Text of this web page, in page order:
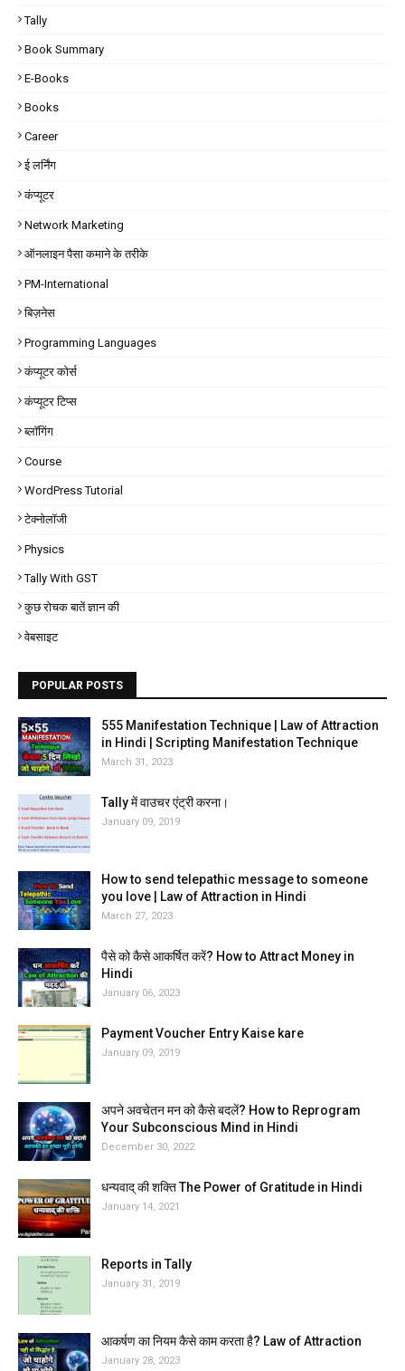
Tally
Book Summary
E-Books
Books
Career
ई लर्निंग
कंप्यूटर
Network Marketing
ऑनलाइन पैसा कमाने के तरीके
PM-International
बिज़नेस
Programming Languages
कंप्यूटर कोर्स
कंप्यूटर टिप्स
ब्लॉगिंग
Course
WordPress Tutorial
टेक्नोलॉजी
Physics
Tally With GST
कुछ रोचक बातें ज्ञान की
वेबसाइट
POPULAR POSTS
555 Manifestation Technique | Law of Attraction
in Hindi | Scripting Manifestation Technique
March 31, 2023
Tally में वाउचर एंट्री करना।
January 09, 2019
How to send telepathic message to someone
you love | Law of Attraction in Hindi
March 27, 2023
पैसे को कैसे आकर्षित करें? How to Attract Money in
Hindi
January 06, 2023
Payment Voucher Entry Kaise kare
January 09, 2019
अपने अवचेतन मन को कैसे बदलें? How to Reprogram
Your Subconscious Mind in Hindi
December 30, 2022
धन्यवाद् की शक्ति The Power of Gratitude in Hindi
January 14, 2021
Reports in Tally
January 31, 2019
आकर्षण का नियम कैसे काम करता है? Law of Attraction
January 28, 2023